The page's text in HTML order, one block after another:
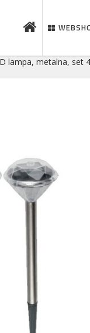
je
i pribor
lampa, metalna, set